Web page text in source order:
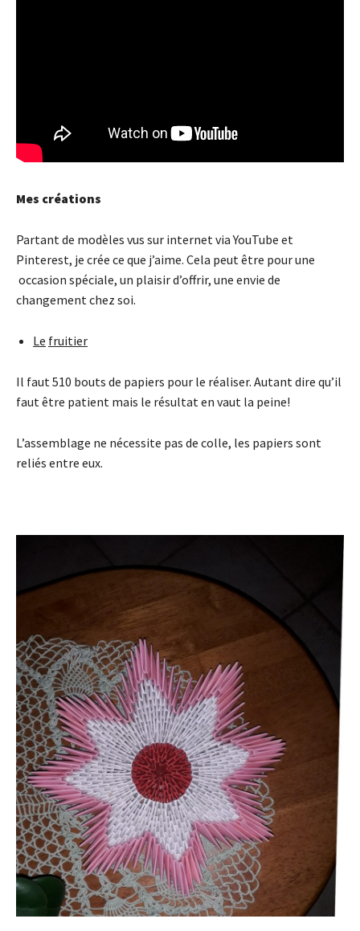
Mes créations
Partant de modèles vus sur internet via YouTube et
Pinterest, je crée ce que j’aime. Cela peut être pour une
occasion spéciale, un plaisir d’offrir, une envie de
changement chez soi.
Le fruitier
Il faut 510 bouts de papiers pour le réaliser. Autant dire qu’il
faut être patient mais le résultat en vaut la peine!
L’assemblage ne nécessite pas de colle, les papiers sont
reliés entre eux.